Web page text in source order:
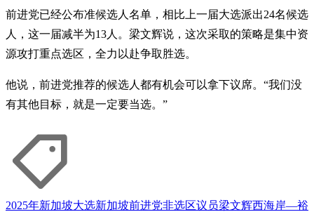
前进党已经公布准候选人名单，相比上一届大选派出24名候选
人，这一届减半为13人。梁文辉说，这次采取的策略是集中资
源攻打重点选区，全力以赴争取胜选。
他说，前进党推荐的候选人都有机会可以拿下议席。“我们没
有其他目标，就是一定要当选。”
2025年新加坡大选新加坡前进党非选区议员梁文辉西海岸—裕